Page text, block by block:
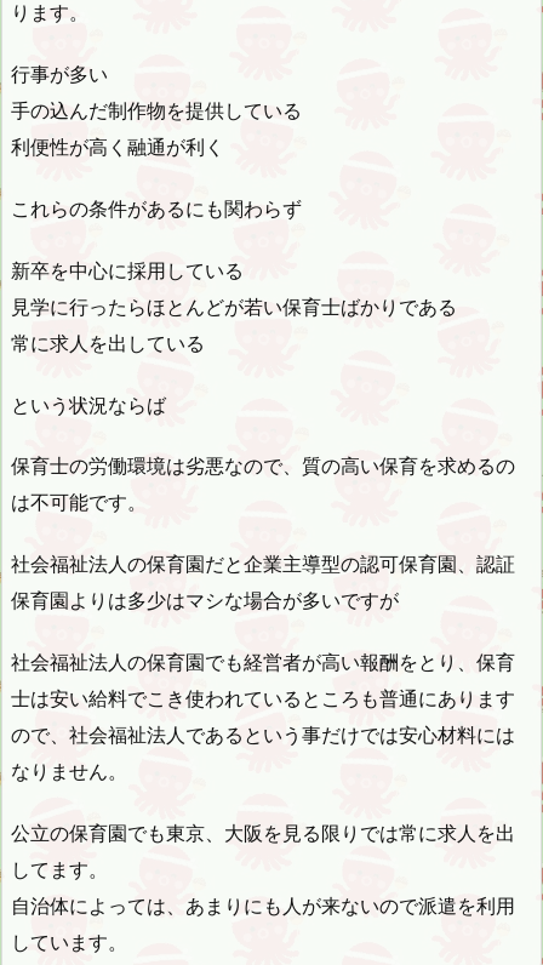
ります。
行事が多い
手の込んだ制作物を提供している
利便性が高く融通が利く
これらの条件があるにも関わらず
新卒を中心に採用している
見学に行ったらほとんどが若い保育士ばかりである
常に求人を出している
という状況ならば
保育士の労働環境は劣悪なので、質の高い保育を求めるの
は不可能です。
社会福祉法人の保育園だと企業主導型の認可保育園、認証
保育園よりは多少はマシな場合が多いですが
社会福祉法人の保育園でも経営者が高い報酬をとり、保育
士は安い給料でこき使われているところも普通にあります
ので、社会福祉法人であるという事だけでは安心材料には
なりません。
公立の保育園でも東京、大阪を見る限りでは常に求人を出
してます。
自治体によっては、あまりにも人が来ないので派遣を利用
しています。